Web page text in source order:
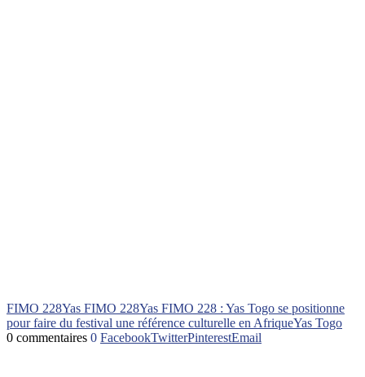
FIMO 228Yas FIMO 228Yas FIMO 228 : Yas Togo se positionne
pour faire du festival une référence culturelle en AfriqueYas Togo
0 commentaires 0 FacebookTwitterPinterestEmail